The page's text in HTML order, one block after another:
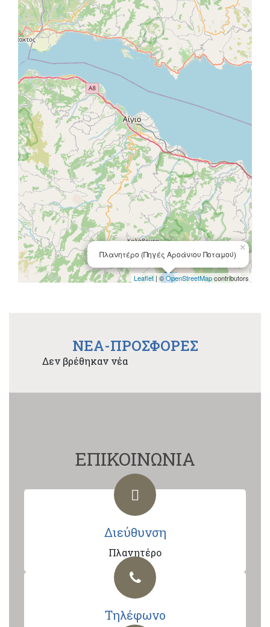
Πλανητέρο (Πηγές Αροάνιου Ποταμού)
×
Leaflet| ©OpenStreetMapcontributors
NEA-ΠΡΟΣΦΟΡΕΣ
Δεν βρέθηκαν νέα
ΕΠΙΚΟΙΝΩΝΙΑ
Διεύθυνση
Πλανητέρο
Τηλέφωνο